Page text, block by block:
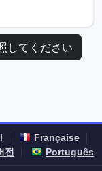
してください
Française
전 Português